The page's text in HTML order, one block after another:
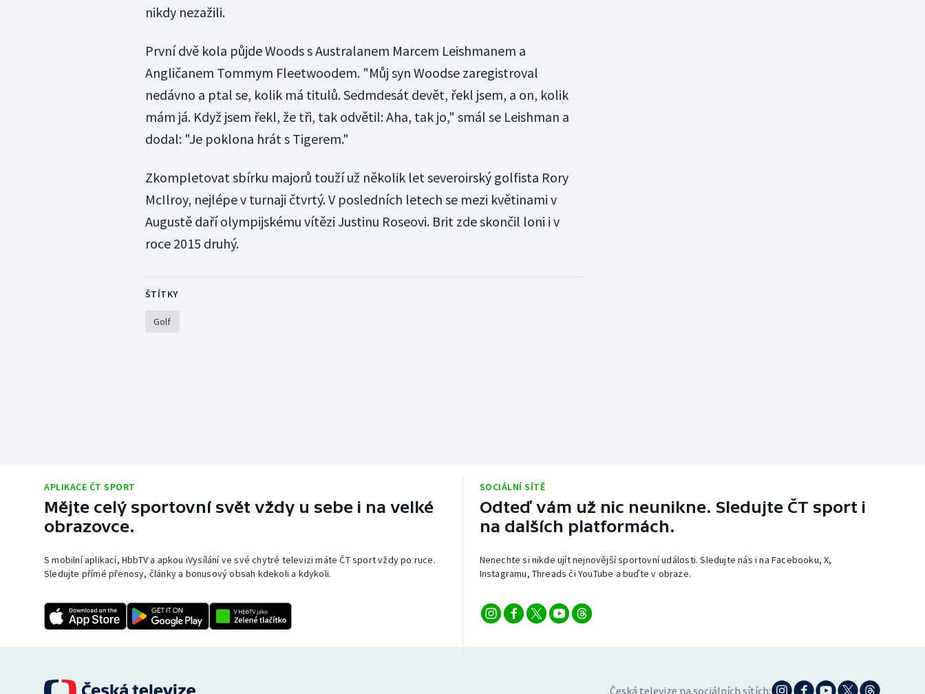
nikdy nezažili.
První dvě kola půjde Woods s Australanem Marcem Leishmanem a
Angličanem Tommym Fleetwoodem. "Můj syn Woodse zaregistroval
nedávno a ptal se, kolik má titulů. Sedmdesát devět, řekl jsem, a on, kolik
mám já. Když jsem řekl, že tři, tak odvětil: Aha, tak jo," smál se Leishman a
dodal: "Je poklona hrát s Tigerem."
Zkompletovat sbírku majorů touží už několik let severoirský golfista Rory
McIlroy, nejlépe v turnaji čtvrtý. V posledních letech se mezi květinami v
Augustě daří olympijskému vítězi Justinu Roseovi. Brit zde skončil loni i v
roce 2015 druhý.
ŠTÍTKY
Golf
APLIKACE ČT SPORT
Mějte celý sportovní svět vždy u sebe i na velké
obrazovce.
S mobilní aplikací, HbbTV a apkou iVysílání ve své chytré televizi máte ČT sport vždy po ruce.
Sledujte přímé přenosy, články a bonusový obsah kdekoli a kdykoli.
SOCIÁLNÍ SÍTĚ
Odteď vám už nic neunikne. Sledujte ČT sport i
na dalších platformách.
Nenechte si nikde ujít nejnovější sportovní události. Sledujte nás i na Facebooku, X,
Instagramu, Threads či YouTube a buďte v obraze.
Česká televize na sociálních sítích: